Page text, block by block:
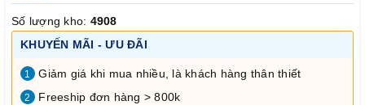
Số lượng kho: 4908
KHUYẾN MÃI - ƯU ĐÃI
1 Giảm giá khi mua nhiều, là khách hàng thân thiết
2 Freeship đơn hàng > 800k